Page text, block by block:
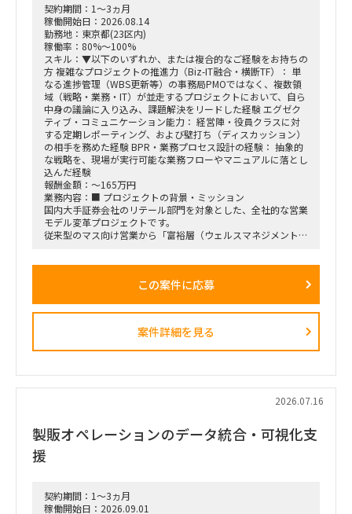
契約期間：1～3ヵ月
稼働開始日：2026.08.14
勤務地：東京都(23区内)
稼働率：80%～100%
スキル：▼以下のいずれか、または複合的なご経験をお持ちの
方 複雑なプロジェクトの推進力（Biz-IT融合・横断TF）： 単
なる進捗管理（WBS更新等）の事務局PMOではなく、複数領
域（戦略・業務・IT）が並走するプロジェクトにおいて、自ら
中身の議論に入り込み、課題解決をリードした経験 エグゼク
ティブ・コミュニケーション能力： 経営陣・役員クラスに対
する定期レポーティング、および壁打ち（ディスカッション）
の相手を務めた経験 BPR・業務プロセス設計の経験： 抽象的
な戦略を、現場が実行可能な業務フローやマニュアルに落とし
込んだ経験
報酬金額：～165万円
業務内容：■ プロジェクトの背景・ミッション
国内大手証券会社のリテール部門を対象とした、全社的な営業
モデル変革プロジェクトです。
従来型のマス向け営業から「富裕層（ウェルスマネジメント）
戦略ファームが描いた絵に留まらず、組織再編、営業プロセス
動変容までを一気通貫で実現することが本プロジェクトの最大
■ 担当いただくポジション・役割
身の企画検討」
単なる進捗管理（事務局型PMO）ではなく、ビジネスと
IT（AI）の両面から中身の議論に入り込み、プロジェクトを実
■ 具体的な業務内容
富裕層向けセグメント戦略、KPI設計、新営業モデル設計など
経営・役員クラスに対する定期的なレポーティングおよび直接
のディスカッション（壁打ち）への参画。
この案件に応募
案件詳細を見る
2026.07.16
製販オペレーションのデータ統合・可視化支
援
契約期間：1～3ヵ月
稼働開始日：2026.09.01